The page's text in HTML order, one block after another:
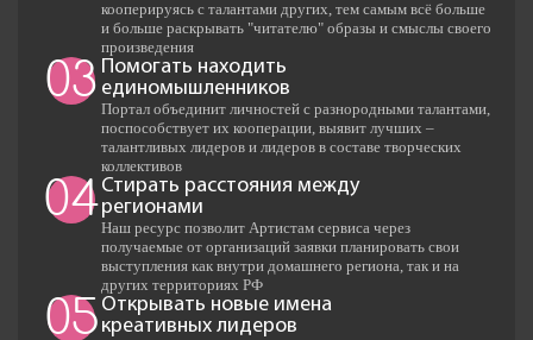
кооперируясь с талантами других, тем самым всё больше
и больше раскрывать "читателю" образы и смыслы своего
произведения
03 Помогать находить
единомышленников
Портал объединит личностей с разнородными талантами,
поспособствует их кооперации, выявит лучших –
талантливых лидеров и лидеров в составе творческих
коллективов
04Стирать расстояния между
регионами
Наш ресурс позволит Артистам сервиса через
получаемые от организаций заявки планировать свои
выступления как внутри домашнего региона, так и на
других территориях РФ
05 Открывать новые имена
креативных лидеров